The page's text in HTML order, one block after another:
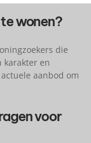
wonen?
die
karakter en
aanbod om
voor